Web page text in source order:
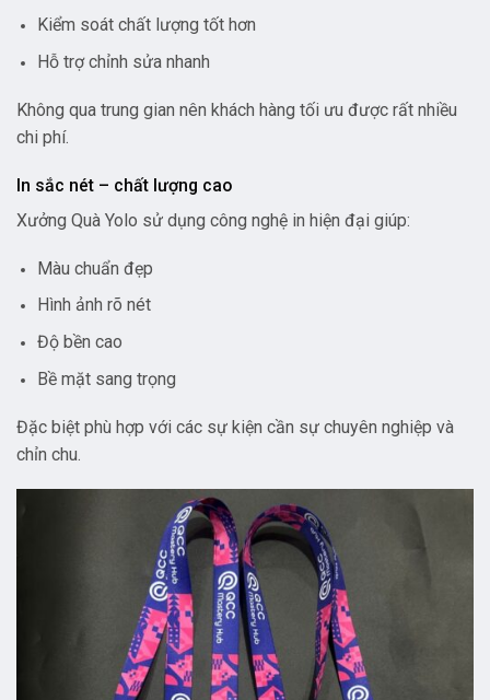
Kiểm soát chất lượng tốt hơn
Hỗ trợ chỉnh sửa nhanh
Không qua trung gian nên khách hàng tối ưu được rất nhiều
chi phí.
In sắc nét – chất lượng cao
Xưởng Quà Yolo sử dụng công nghệ in hiện đại giúp:
Màu chuẩn đẹp
Hình ảnh rõ nét
Độ bền cao
Bề mặt sang trọng
Đặc biệt phù hợp với các sự kiện cần sự chuyên nghiệp và
chỉn chu.